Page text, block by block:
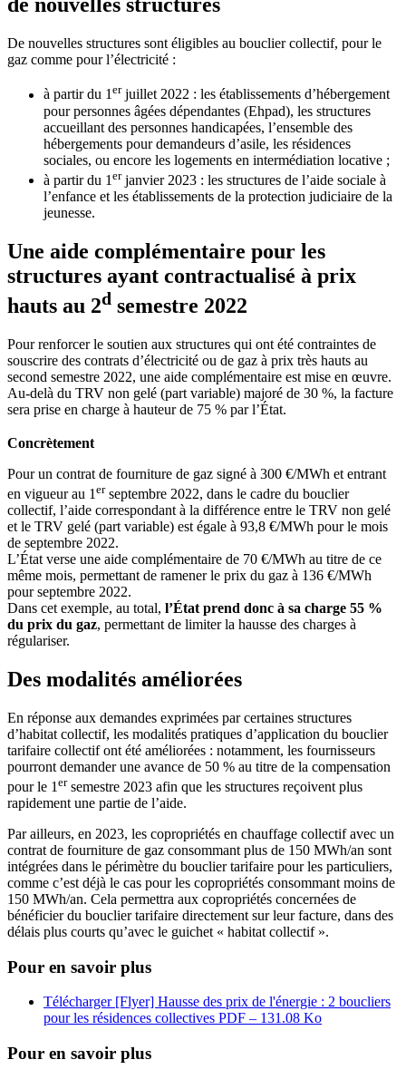
de nouvelles structures
De nouvelles structures sont éligibles au bouclier collectif, pour le
gaz comme pour l’électricité :
à partir du 1erjuillet 2022 : les établissements d’hébergement
pour personnes âgées dépendantes (Ehpad), les structures
accueillant des personnes handicapées, l’ensemble des
hébergements pour demandeurs d’asile, les résidences
sociales, ou encore les logements en intermédiation locative ;
à partir du 1 erjanvier 2023 : les structures de l’aide sociale à
l’enfance et les établissements de la protection judiciaire de la
jeunesse.
Une aide complémentaire pour les
structures ayant contractualisé à prix
hauts au 2d semestre 2022
Pour renforcer le soutien aux structures qui ont été contraintes de
souscrire des contrats d’électricité ou de gaz à prix très hauts au
second semestre 2022, une aide complémentaire est mise en œuvre.
Au-delà du TRV non gelé (part variable) majoré de 30 %, la facture
sera prise en charge à hauteur de 75 % par l’État.
Concrètement
Pour un contrat de fourniture de gaz signé à 300 €/MWh et entrant
en vigueur au 1 erseptembre 2022, dans le cadre du bouclier
collectif, l’aide correspondant à la différence entre le TRV non gelé
et le TRV gelé (part variable) est égale à 93,8 €/MWh pour le mois
de septembre 2022.
L’État verse une aide complémentaire de 70 €/MWh au titre de ce
même mois, permettant de ramener le prix du gaz à 136 €/MWh
pour septembre 2022.
Dans cet exemple, au total, l’État prend donc à sa charge 55 %
du prix du gaz, permettant de limiter la hausse des charges à
régulariser.
Des modalités améliorées
En réponse aux demandes exprimées par certaines structures
d’habitat collectif, les modalités pratiques d’application du bouclier
tarifaire collectif ont été améliorées : notamment, les fournisseurs
pourront demander une avance de 50 % au titre de la compensation
pour le 1 ersemestre 2023 afin que les structures reçoivent plus
rapidement une partie de l’aide.
Par ailleurs, en 2023, les copropriétés en chauffage collectif avec un
contrat de fourniture de gaz consommant plus de 150 MWh/an sont
intégrées dans le périmètre du bouclier tarifaire pour les particuliers,
comme c’est déjà le cas pour les copropriétés consommant moins de
150 MWh/an. Cela permettra aux copropriétés concernées de
bénéficier du bouclier tarifaire directement sur leur facture, dans des
délais plus courts qu’avec le guichet « habitat collectif ».
Pour en savoir plus
Télécharger [Flyer] Hausse des prix de l'énergie : 2 boucliers
pour les résidences collectives PDF – 131.08 Ko
Pour en savoir plus